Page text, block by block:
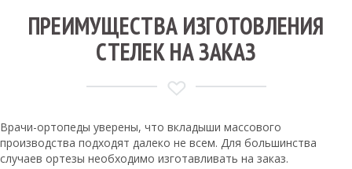
ПРЕИМУЩЕСТВА ИЗГОТОВЛЕНИЯ
СТЕЛЕК НА ЗАКАЗ
Врачи-ортопеды уверены, что вкладыши массового
производства подходят далеко не всем. Для большинства
случаев ортезы необходимо изготавливать на заказ.